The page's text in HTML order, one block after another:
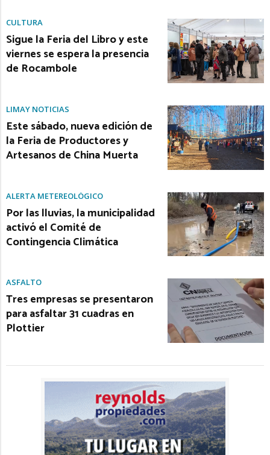
CULTURA
Sigue la Feria del Libro y este
viernes se espera la presencia
de Rocambole
LIMAY NOTICIAS
Este sábado, nueva edición de
la Feria de Productores y
Artesanos de China Muerta
ALERTA METEREOLÓGICO
Por las lluvias, la municipalidad
activó el Comité de
Contingencia Climática
ASFALTO
Tres empresas se presentaron
para asfaltar 31 cuadras en
Plottier